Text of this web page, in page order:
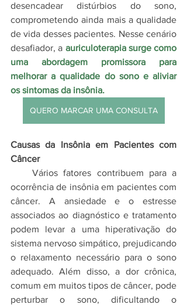
desencadear distúrbios do sono,
comprometendo ainda mais a qualidade
de vida desses pacientes. Nesse cenário
desafiador, a auriculoterapia surge como
uma abordagem promissora para
melhorar a qualidade do sono e aliviar
os sintomas da insônia.
QUERO MARCAR UMA CONSULTA
Causas da Insônia em Pacientes com
Câncer
ocorrência de insônia em pacientes com
câncer. A ansiedade e o estresse
associados ao diagnóstico e tratamento
podem levar a uma hiperativação do
sistema nervoso simpático, prejudicando
o relaxamento necessário para o sono
adequado. Além disso, a dor crônica,
comum em muitos tipos de câncer, pode
perturbar o sono, dificultando o